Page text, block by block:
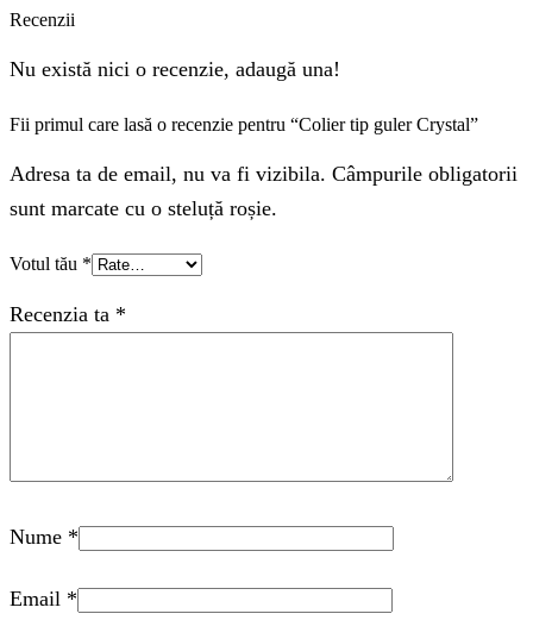
Recenzii
Nu există nici o recenzie, adaugă una!
Fii primul care lasă o recenzie pentru “Colier tip guler Crystal”
Adresa ta de email, nu va fi vizibila. Câmpurile obligatorii
sunt marcate cu o steluță roșie.
Votul tău *
Recenzia ta *
Nume *
Email *